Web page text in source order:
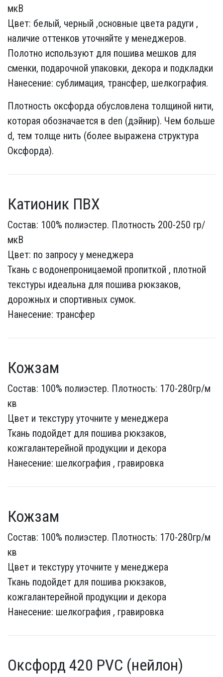
мкВ
Цвет: белый, черный ,основные цвета радуги ,
наличие оттенков уточняйте у менеджеров.
Полотно используют для пошива мешков для
сменки, подарочной упаковки, декора и подкладки
Нанесение: сублимация, трансфер, шелкография.
Плотность оксфорда обусловлена толщиной нити,
которая обозначается в den (дэйнир). Чем больше
d, тем толще нить (более выражена структура
Оксфорда).
Катионик ПВХ
Состав: 100% полиэстер. Плотность 200-250 гр/
мкВ
Цвет: по запросу у менеджера
Ткань с водонепроницаемой пропиткой , плотной
текстуры идеальна для пошива рюкзаков,
дорожных и спортивных сумок.
Нанесение: трансфер
Кожзам
Состав: 100% полиэстер. Плотность: 170-280гр/м
кв
Цвет и текстуру уточните у менеджера
Ткань подойдет для пошива рюкзаков,
кожгалантерейной продукции и декора
Нанесение: шелкография , гравировка
Кожзам
Состав: 100% полиэстер. Плотность: 170-280гр/м
кв
Цвет и текстуру уточните у менеджера
Ткань подойдет для пошива рюкзаков,
кожгалантерейной продукции и декора
Нанесение: шелкография , гравировка
Оксфорд 420 PVC (нейлон)